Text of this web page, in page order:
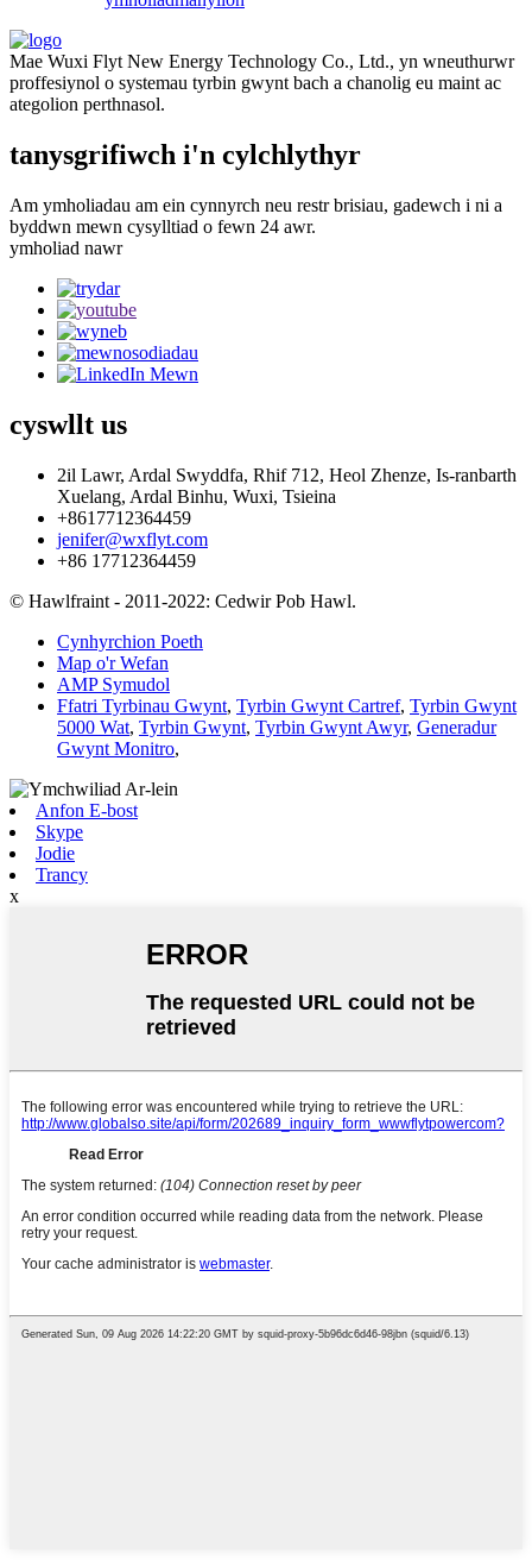
Mae Wuxi Flyt New Energy Technology Co., Ltd., yn wneuthurwr
proffesiynol o systemau tyrbin gwynt bach a chanolig eu maint ac
ategolion perthnasol.
tanysgrifiwch i'n cylchlythyr
Am ymholiadau am ein cynnyrch neu restr brisiau, gadewch i ni a
byddwn mewn cysylltiad o fewn 24 awr.
ymholiad nawr
cyswllt us
2il Lawr, Ardal Swyddfa, Rhif 712, Heol Zhenze, Is-ranbarth
Xuelang, Ardal Binhu, Wuxi, Tsieina
+8617712364459
jenifer@wxflyt.com
+86 17712364459
© Hawlfraint - 2011-2022: Cedwir Pob Hawl.
Cynhyrchion Poeth
Map o'r Wefan
AMP Symudol
Ffatri Tyrbinau Gwynt, Tyrbin Gwynt Cartref, Tyrbin Gwynt
5000 Wat, Tyrbin Gwynt, Tyrbin Gwynt Awyr, Generadur
Gwynt Monitro,
Anfon E-bost
Skype
Jodie
Trancy
x